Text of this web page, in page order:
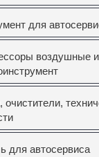
для
воздушные и
для автосервиса